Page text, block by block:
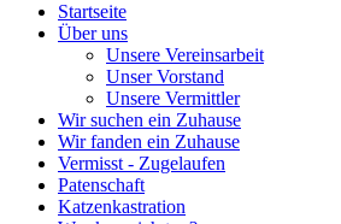
Startseite
Über uns
Unsere Vereinsarbeit
Unser Vorstand
Unsere Vermittler
Wir suchen ein Zuhause
Wir fanden ein Zuhause
Vermisst - Zugelaufen
Patenschaft
Katzenkastration